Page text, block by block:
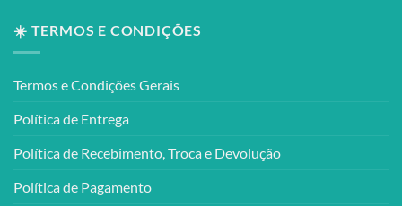
☀️ TERMOS E CONDIÇÕES
Termos e Condições Gerais
Política de Entrega
Política de Recebimento, Troca e Devolução
Política de Pagamento